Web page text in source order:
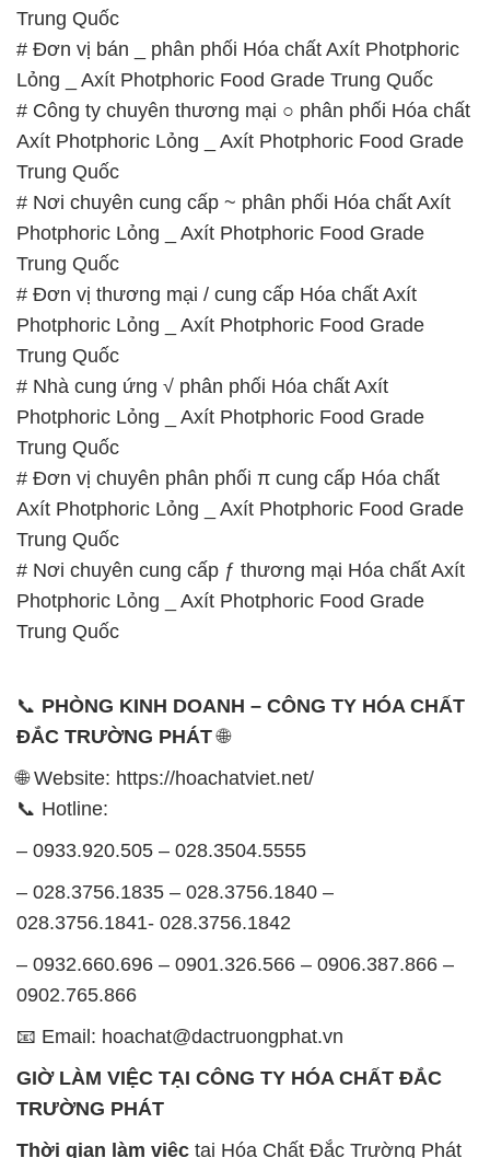
Trung Quốc
# Đơn vị bán _ phân phối Hóa chất Axít Photphoric
Lỏng _ Axít Photphoric Food Grade Trung Quốc
# Công ty chuyên thương mại ○ phân phối Hóa chất
Axít Photphoric Lỏng _ Axít Photphoric Food Grade
Trung Quốc
# Nơi chuyên cung cấp ~ phân phối Hóa chất Axít
Photphoric Lỏng _ Axít Photphoric Food Grade
Trung Quốc
# Đơn vị thương mại / cung cấp Hóa chất Axít
Photphoric Lỏng _ Axít Photphoric Food Grade
Trung Quốc
# Nhà cung ứng √ phân phối Hóa chất Axít
Photphoric Lỏng _ Axít Photphoric Food Grade
Trung Quốc
# Đơn vị chuyên phân phối π cung cấp Hóa chất
Axít Photphoric Lỏng _ Axít Photphoric Food Grade
Trung Quốc
# Nơi chuyên cung cấp ƒ thương mại Hóa chất Axít
Photphoric Lỏng _ Axít Photphoric Food Grade
Trung Quốc
📞 PHÒNG KINH DOANH – CÔNG TY HÓA CHẤT
ĐẮC TRƯỜNG PHÁT🌐
🌐 Website: https://hoachatviet.net/
📞 Hotline:
– 0933.920.505 – 028.3504.5555
– 028.3756.1835 – 028.3756.1840 –
028.3756.1841- 028.3756.1842
– 0932.660.696 – 0901.326.566 – 0906.387.866 –
0902.765.866
📧 Email: hoachat@dactruongphat.vn
GIỜ LÀM VIỆC TẠI CÔNG TY HÓA CHẤT ĐẮC
TRƯỜNG PHÁT
Thời gian làm việc tại Hóa Chất Đắc Trường Phát